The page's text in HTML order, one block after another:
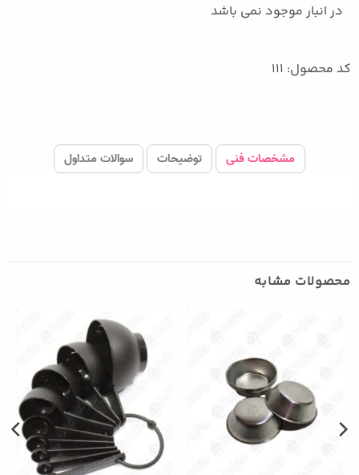
در انبار موجود نمی باشد
کد محصول: 111
مشخصات فنی توضیحات سوالات متداول
محصولات مشابه